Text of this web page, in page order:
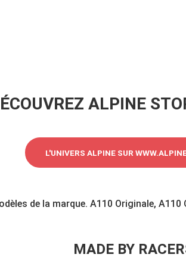
ALPINE
L'UNIVERS ALPINE SUR
de la marque. A110 Originale,
MADE BY